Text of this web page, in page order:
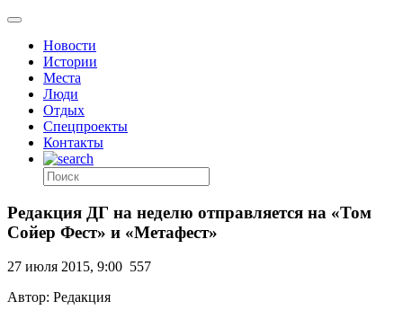
Новости
Истории
Места
Люди
Отдых
Спецпроекты
Контакты
Редакция ДГ на неделю отправляется на «Том
Сойер Фест» и «Метафест»
27 июля 2015, 9:00 557
Автор: Редакция